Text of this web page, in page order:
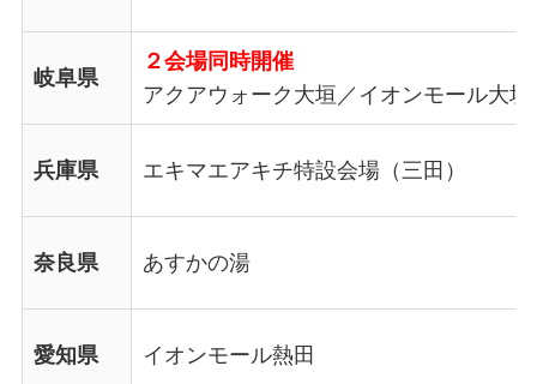
岐阜県
２会場同時開催
アクアウォーク大垣／イオンモール大垣
兵庫県 エキマエアキチ特設会場（三田）
奈良県 あすかの湯
愛知県 イオンモール熱田